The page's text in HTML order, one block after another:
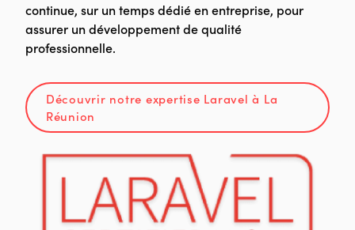
continue, sur un temps dédié en entreprise, pour
assurer un développement de qualité
professionnelle.
Découvrir notre expertise Laravel à La
Réunion